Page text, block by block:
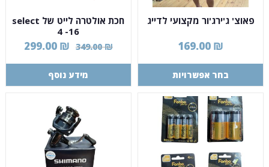
פאוצ' ג'ירג'ור מקצועי לדייג
169.00 ₪
בחר אפשרויות
חכת אולטרה לייט של select
4 -16
349.00₪
299.00 ₪
מידע נוסף